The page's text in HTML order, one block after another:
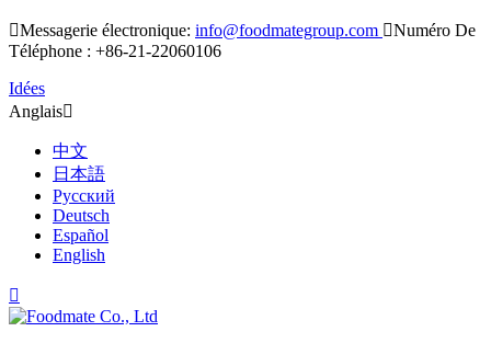
Messagerie électronique: info@foodmategroup.com Numéro De
Téléphone : +86-21-22060106
Idées
Anglais
中文
日本語
Русский
Deutsch
Español
English
